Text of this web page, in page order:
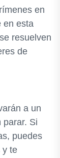
en
en esta
resuelven
de
a un
parar. Si
puedes
y te